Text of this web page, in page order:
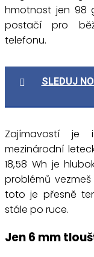
hmotnost jen 98
postačí pro
telefonu.
SLEDUJ
Zajímavostí je
mezinárodní
18,58 Wh je
problémů
toto je přesně
stále po ruce.
Jen 6 mm